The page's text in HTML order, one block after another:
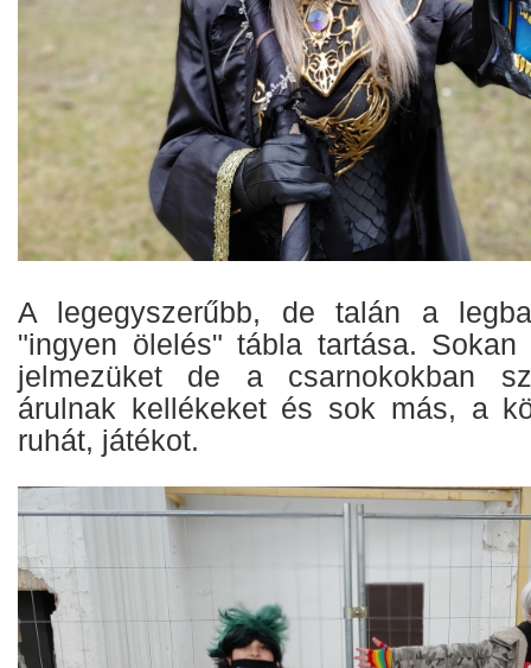
A legegyszerűbb, de talán a
"ingyen ölelés" tábla tartása.
jelmezüket de a csarnokokban
árulnak kellékeket és sok más, a
ruhát, játékot.